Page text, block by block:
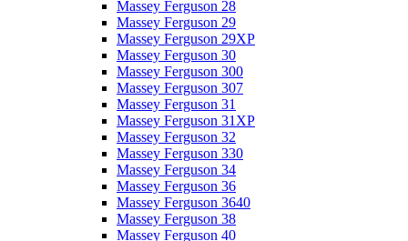
Massey Ferguson 28
Massey Ferguson 29
Massey Ferguson 29XP
Massey Ferguson 30
Massey Ferguson 300
Massey Ferguson 307
Massey Ferguson 31
Massey Ferguson 31XP
Massey Ferguson 32
Massey Ferguson 330
Massey Ferguson 34
Massey Ferguson 36
Massey Ferguson 3640
Massey Ferguson 38
Massey Ferguson 40